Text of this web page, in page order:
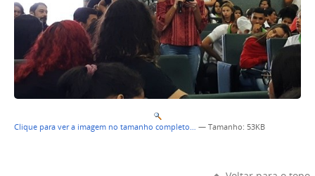
Clique para ver a imagem no tamanho completo… — Tamanho: 53KB